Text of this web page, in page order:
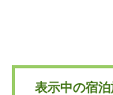
表示中の宿